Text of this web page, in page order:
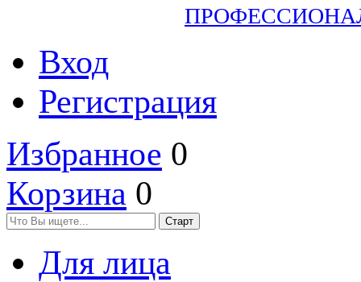
Вход
Регистрация
Избранное 0
Корзина 0
Для лица